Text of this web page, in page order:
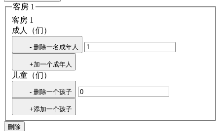
客房 1
客房 1
成人（们）
- 删除一名成年人
+加一个成年人
儿童（们）
- 删除一个孩子
+添加一个孩子
刪除